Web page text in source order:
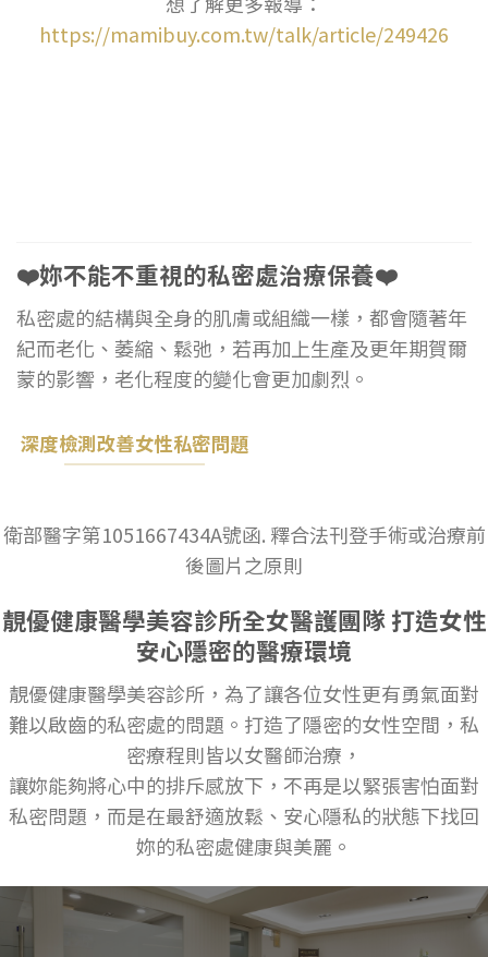
https://mamibuy.com.tw/talk/article/249426
❤️妳不能不重視的私密處治療保養❤️
私密處的結構與全身的肌膚或組織一樣，都會隨著年
紀而老化、萎縮、鬆弛，若再加上生產及更年期賀爾
蒙的影響，老化程度的變化會更加劇烈。
深度檢測改善女性私密問題
衛部醫字第1051667434A號函. 釋合法刊登手術或治療前
後圖片之原則
靚優健康醫學美容診所全女醫護團隊 打造女性
安心隱密的醫療環境
靚優健康醫學美容診所，為了讓各位女性更有勇氣面對
難以啟齒的私密處的問題。打造了隱密的女性空間，私
密療程則皆以女醫師治療，
讓妳能夠將心中的排斥感放下，不再是以緊張害怕面對
私密問題，而是在最舒適放鬆、安心隱私的狀態下找回
妳的私密處健康與美麗。